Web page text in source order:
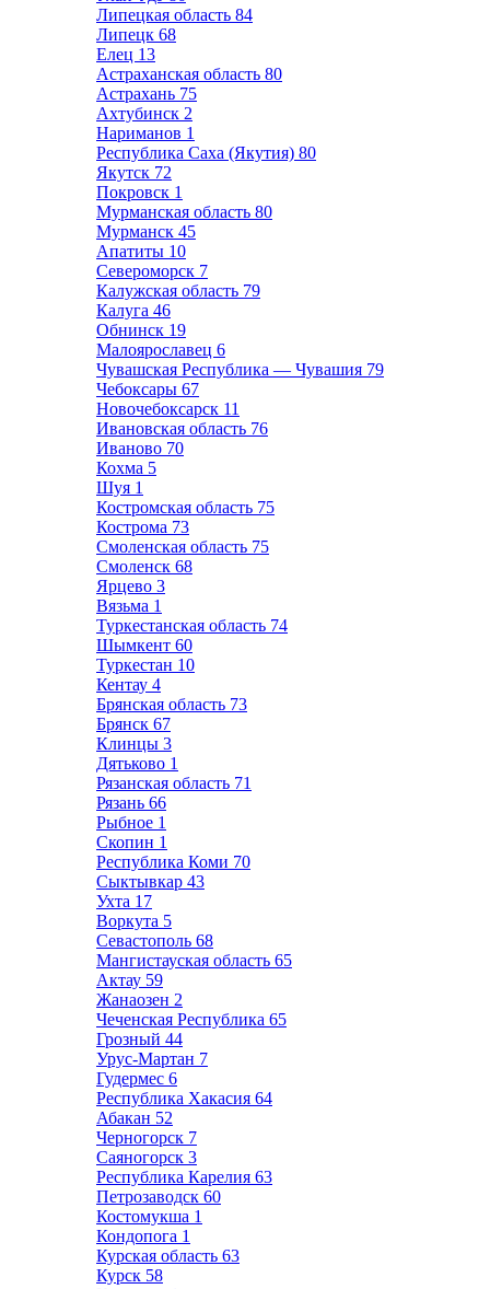
Липецкая область 84
Липецк 68
Елец 13
Астраханская область 80
Астрахань 75
Ахтубинск 2
Нариманов 1
Республика Саха (Якутия) 80
Якутск 72
Покровск 1
Мурманская область 80
Мурманск 45
Апатиты 10
Североморск 7
Калужская область 79
Калуга 46
Обнинск 19
Малоярославец 6
Чувашская Республика — Чувашия 79
Чебоксары 67
Новочебоксарск 11
Ивановская область 76
Иваново 70
Кохма 5
Шуя 1
Костромская область 75
Кострома 73
Смоленская область 75
Смоленск 68
Ярцево 3
Вязьма 1
Туркестанская область 74
Шымкент 60
Туркестан 10
Кентау 4
Брянская область 73
Брянск 67
Клинцы 3
Дятьково 1
Рязанская область 71
Рязань 66
Рыбное 1
Скопин 1
Республика Коми 70
Сыктывкар 43
Ухта 17
Воркута 5
Севастополь 68
Мангистауская область 65
Актау 59
Жанаозен 2
Чеченская Республика 65
Грозный 44
Урус-Мартан 7
Гудермес 6
Республика Хакасия 64
Абакан 52
Черногорск 7
Саяногорск 3
Республика Карелия 63
Петрозаводск 60
Костомукша 1
Кондопога 1
Курская область 63
Курск 58